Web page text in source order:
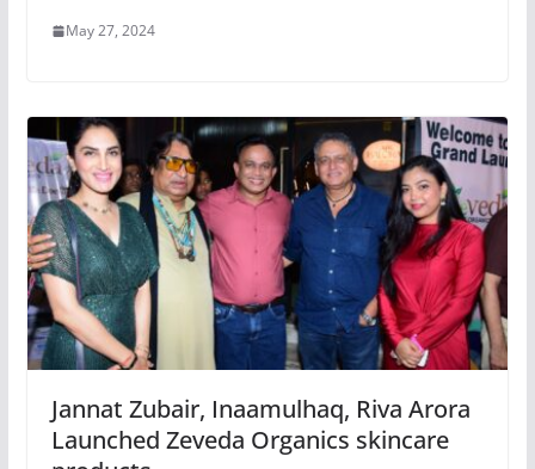
May 27, 2024
Jannat Zubair, Inaamulhaq, Riva Arora
Launched Zeveda Organics skincare